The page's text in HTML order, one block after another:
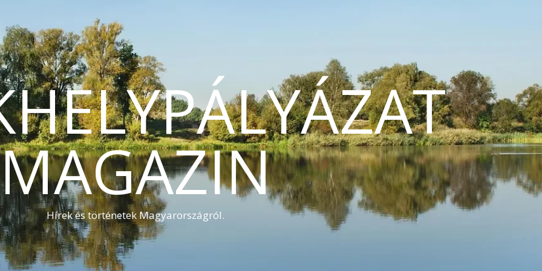
MAGAZIN
Hírek és történetek Magyarországról.